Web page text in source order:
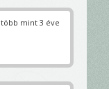
több mint 3 éve